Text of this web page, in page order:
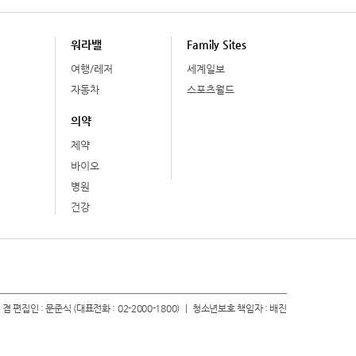
워라밸
여행/레저
자동차
의약
제약
바이오
병원
건강
Family Sites
세계일보
스포츠월드
겸 편집인 : 문준식 (대표전화 : 02-2000-1800) ㅣ 청소년보호 책임자 : 배진